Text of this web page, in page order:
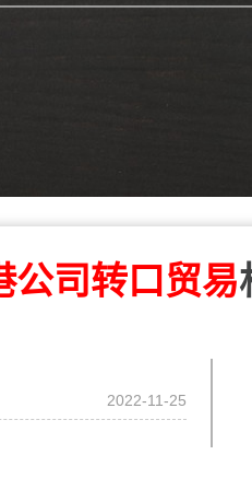
公司转口贸易
2022-11-25